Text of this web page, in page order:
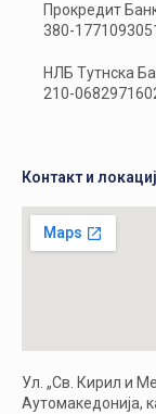
Прокредит
380-
НЛБ Тутнска
210-
Контакт и
Ул. „Св. Кирил и
Аутомакедонија,